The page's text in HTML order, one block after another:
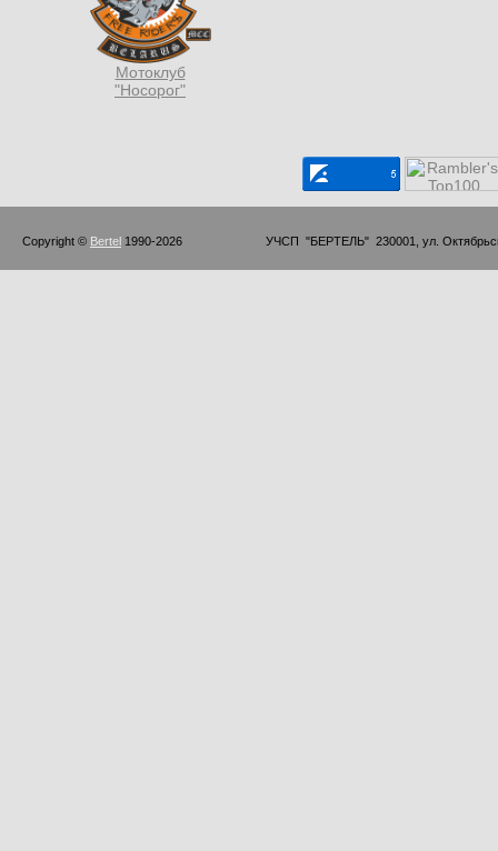
Мотоклуб
"Носорог"
Copyright © Bertel 1990-2026                         УЧСП  "БЕРТЕЛЬ"  230001, ул.